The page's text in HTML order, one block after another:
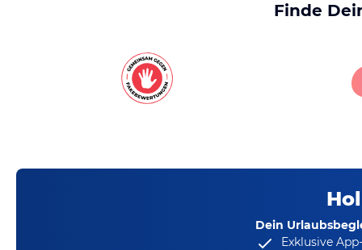
Finde
Dein
Exklusive